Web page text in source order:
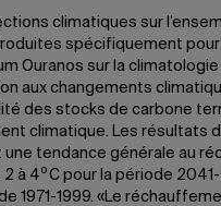
climatiques sur
spécifiquement pour
Ouranos sur la
aux changements
des stocks de carbone
climatique. Les résultats
tendance générale au
2 à 4 o C pour la période
1971-1999. «Le